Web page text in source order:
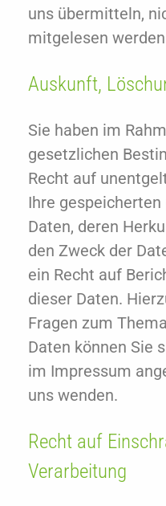
uns übermitteln,
mitgelesen
Auskunft,
Sie haben im
gesetzlichen
Recht auf
Ihre
Daten, deren
den Zweck der
ein Recht auf
dieser Daten.
Fragen zum
Daten können Sie
im Impressum
uns wenden.
Recht auf
Verarbeitung